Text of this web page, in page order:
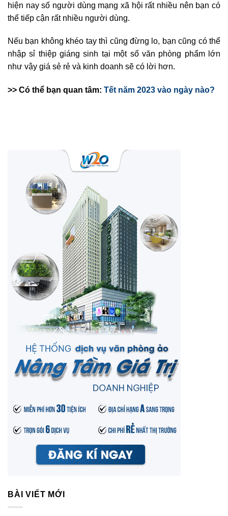
hiện nay số người dùng mạng xã hội rất nhiều nên bạn có
thể tiếp cận rất nhiều người dùng.
Nếu bạn không khéo tay thì cũng đừng lo, bạn cũng có thể
nhập sỉ thiệp giáng sinh tại một số văn phòng phẩm lớn
như vậy giá sẻ rẻ và kinh doanh sẽ có lời hơn.
>> Có thể bạn quan tâm: Tết năm 2023 vào ngày nào?
BÀI VIẾT MỚI